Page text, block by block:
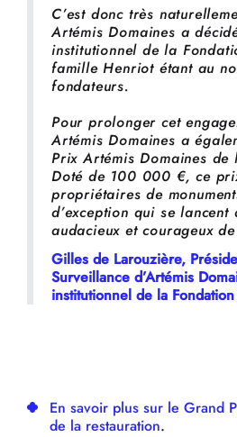
C’est donc très
Artémis Domaines a
institutionnel de la
famille Henriot étant au
fondateurs.
Pour prolonger cet
Artémis Domaines a
Prix Artémis Domaines
Doté de 100 000 €, ce
propriétaires de
d’exception qui se
audacieux et courageux
Gilles de Larouzière,
Surveillance d’Artémis
institutionnel de la
En savoir plus sur le Grand
de la restauration.